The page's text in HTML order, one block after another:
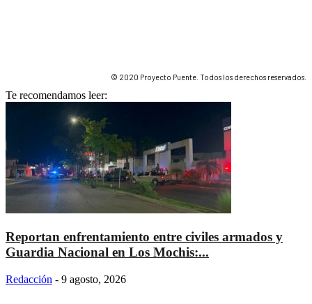
© 2020 Proyecto Puente. Todos los derechos reservados.
Te recomendamos leer:
Reportan enfrentamiento entre civiles armados y
Guardia Nacional en Los Mochis:...
Redacción - 9 agosto, 2026